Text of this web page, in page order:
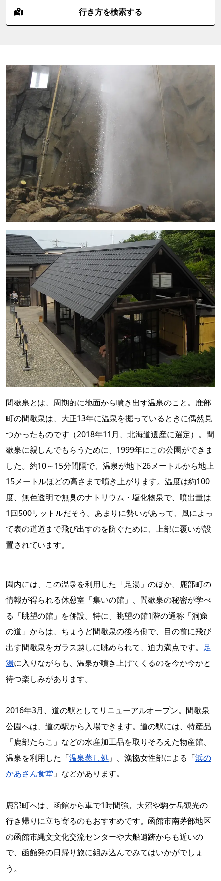
行き方を検索する
間歇泉とは、周期的に地面から噴き出す温泉のこと。鹿部
町の間歇泉は、大正13年に温泉を掘っているときに偶然見
つかったものです（2018年11月、北海道遺産に選定）。間
歇泉に親しんでもらうために、1999年にこの公園ができま
した。約10～15分間隔で、温泉が地下26メートルから地上
15メートルほどの高さまで噴き上がります。温度は約100
度、無色透明で無臭のナトリウム・塩化物泉で、噴出量は
1回500リットルだそう。あまりに勢いがあって、風によっ
て表の道道まで飛び出すのを防ぐために、上部に覆いが設
置されています。
園内には、この温泉を利用した「足湯」のほか、鹿部町の
情報が得られる休憩室「集いの館」、間歇泉の秘密が学べ
る「眺望の館」を併設。特に、眺望の館1階の通称「洞窟
の道」からは、ちょうど間歇泉の後ろ側で、目の前に飛び
出す間歇泉をガラス越しに眺められて、迫力満点です。 足
湯に入りながらも、温泉が噴き上げてくるのを今か今かと
待つ楽しみがあります。
2016年3月、道の駅としてリニューアルオープン。間歇泉
公園へは、道の駅から入場できます。道の駅には、特産品
「鹿部たらこ」などの水産加工品を取りそろえた物産館、
温泉を利用した「温泉蒸し処 」、漁協女性部による「浜の
かあさん食堂 」などがあります。
鹿部町へは、函館から車で1時間強。大沼や駒ケ岳観光の
行き帰りに立ち寄るのもおすすめです。函館市南茅部地区
の函館市縄文文化交流センターや大船遺跡からも近いの
で、函館発の日帰り旅に組み込んでみてはいかがでしょ
う。